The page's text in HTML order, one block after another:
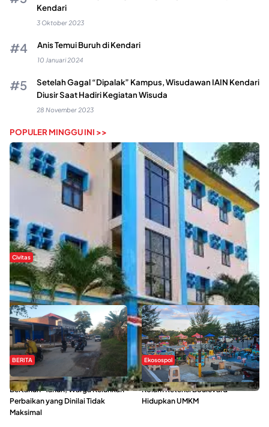
Kendari
3 Oktober 2023
Anis Temui Buruh di Kendari
10 Januari 2024
Setelah Gagal “Dipalak” Kampus, Wisudawan IAIN Kendari
Diusir Saat Hadiri Kegiatan Wisuda
28 November 2023
POPULER MINGGU INI >>
Civitas
Di Balik Kehidupan Ma’had Al-Jami’ah UIN Kendari : Mahasiswa
Ceritakan Manfaat dan Tantangan
BERITA
Jalan Pasar Baruga Rusak
Bertahun-Tahun, Warga Keluhkan
Perbaikan yang Dinilai Tidak
Maksimal
Ekosospol
Ramainya Aktivitas Olahraga di
Kolam Retensi Boulevard
Hidupkan UMKM